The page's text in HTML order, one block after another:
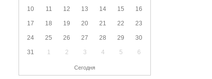
10 11 12 13 14 15 16
17 18 19 20 21 22 23
24 25 26 27 28 29 30
31 1 2 3 4 5 6
Сегодня